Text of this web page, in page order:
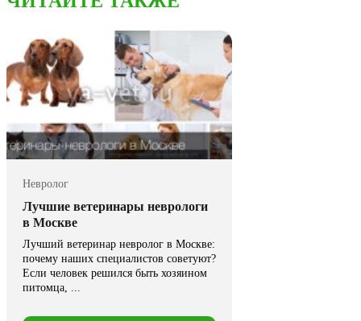
Невролог
Лучшие ветеринары неврологи
в Москве
Лучший ветеринар невролог в Москве:
почему наших специалистов советуют?
Если человек решился быть хозяином
питомца, ...